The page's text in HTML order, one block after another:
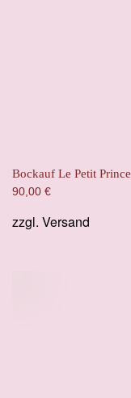
Bockauf Le Petit Prince
90,00 €
zzgl. Versand